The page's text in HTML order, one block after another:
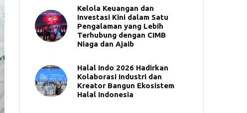
Kelola Keuangan dan
Investasi Kini dalam Satu
Pengalaman yang Lebih
Terhubung dengan CIMB
Niaga dan Ajaib
Halal Indo 2026 Hadirkan
Kolaborasi Industri dan
Kreator Bangun Ekosistem
Halal Indonesia